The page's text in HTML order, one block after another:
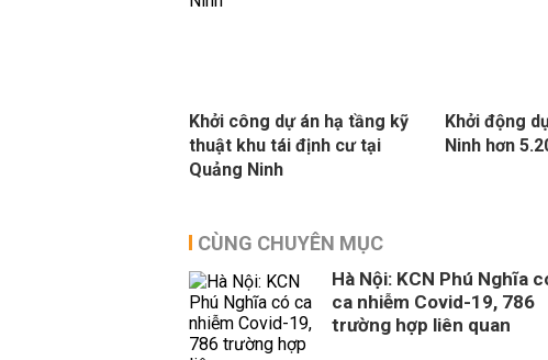
Khởi công dự án hạ tầng kỹ
thuật khu tái định cư tại
Quảng Ninh
Khởi động
Ninh hơn
CÙNG CHUYÊN MỤC
Hà Nội: KCN Phú Nghĩa
ca nhiễm Covid-19, 786
trường hợp liên quan